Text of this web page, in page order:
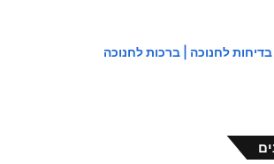
בדיחות לחנוכה | ברכות לחנוכה